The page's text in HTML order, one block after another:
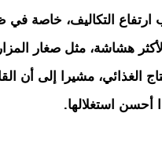
التكاليف، خاصة في
هشاشة، مثل صغار
الغذائي، مشيرا إلى أن
أحسن استغلالها.